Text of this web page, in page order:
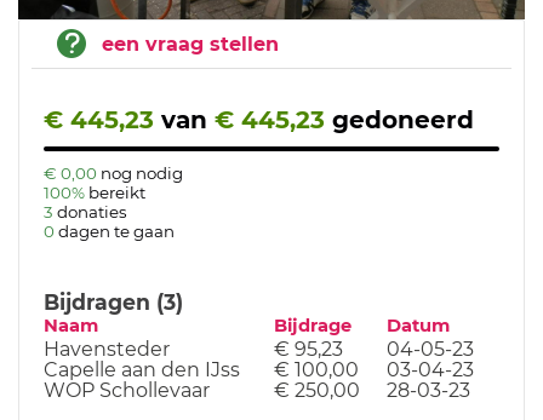
een vraag stellen
€ 445,23 van € 445,23 gedoneerd
€ 0,00 nog nodig
100% bereikt
3 donaties
0 dagen te gaan
Bijdragen (3)
Naam Bijdrage Datum
Havensteder € 95,23
04-05-23
Capelle aan den IJss
€ 100,00
03-04-23
WOP Schollevaar
€ 250,00 28-03-23